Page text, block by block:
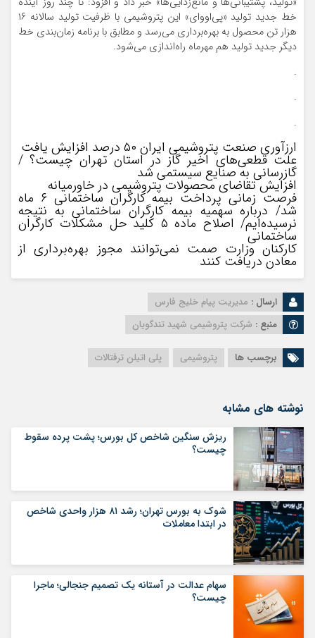
خط جدید تولید «پی‌اووای» این پتروشیمی با ظرفیت تولید سالانه ۱۶
هزار تن محصول به بهره‌برداری می‌رسد و مطابق با برنامه زمان‌بندی خط
دیگر جدید تولید هم مهرماه راه‌اندازی می‌شود.
.
.
.
ارزآوری صنعت پتروشیمی ایران ۵۰ درصد افزایش یافت
علت قطعی‌های اخیر گاز در استان تهران چیست؟ /
گازرسانی به صنایع سیستمی شد
افزایش تقاضای محصولات پتروشیمی در خاورمیانه
فرصت زمانی پرداخت بیمه کارگران ساختمانی ۶ ماه
شد/ درباره سهمیه بیمه کارگران ساختمانی به نتیجه
نرسیده‌ایم/ اصلاح ماده ۵ کلید حل مشکلات کارگران
ساختمانی
کارکنان وزارت صمت نمی‌توانند مجوز بهره‌برداری از
معادن دریافت کنند
ارسال : مدیریت پیام خلیج فارس
منبع : شرکت پتروشیمی شهید تندگویان
برچسب ها پتروشیمی پلی اتیلن ترفتالات
نوشته های مشابه
ریزش سنگین شاخص کل بورس؛ پشت پرده سقوط
چیست؟
شوک به بورس تهران؛ رشد ۸۱ هزار واحدی شاخص
در ابتدا معاملات
سهام عدالت در آستانه یک تصمیم جنجالی؛ ماجرا
چیست؟